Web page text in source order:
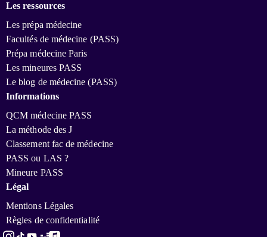
Les ressources
Les prépa médecine
Facultés de médecine (PASS)
Prépa médecine Paris
Les mineures PASS
Le blog de médecine (PASS)
Informations
QCM médecine PASS
La méthode des J
Classement fac de médecine
PASS ou LAS ?
Mineure PASS
Légal
Mentions Légales
Règles de confidentialité